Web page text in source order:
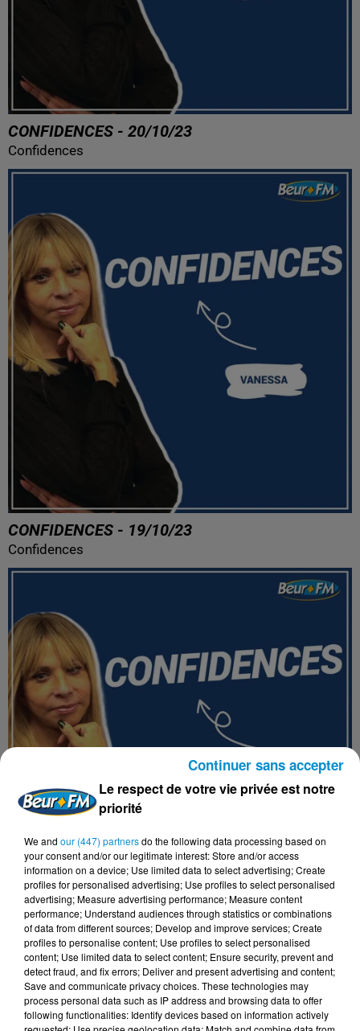
CONFIDENCES - 20/10/23
Confidences
CONFIDENCES - 19/10/23
Confidences
CONFIDENCES - 18/10/23
Confidences
Le respect de votre vie privée est notre
priorité
We and our (447) partnersdo the following data processing based on
your consent and/or our legitimate interest: Store and/or access
information on a device; Use limited data to select advertising; Create
profiles for personalised advertising; Use profiles to select personalised
advertising; Measure advertising performance; Measure content
performance; Understand audiences through statistics or combinations
of data from different sources; Develop and improve services; Create
profiles to personalise content; Use profiles to select personalised
content; Use limited data to select content; Ensure security, prevent and
detect fraud, and fix errors; Deliver and present advertising and content;
Save and communicate privacy choices. These technologies may
process personal data such as IP address and browsing data to offer
following functionalities: Identify devices based on information actively
Continuer sans accepter